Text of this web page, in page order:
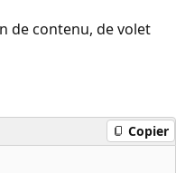
de contenu, de volet
Copier